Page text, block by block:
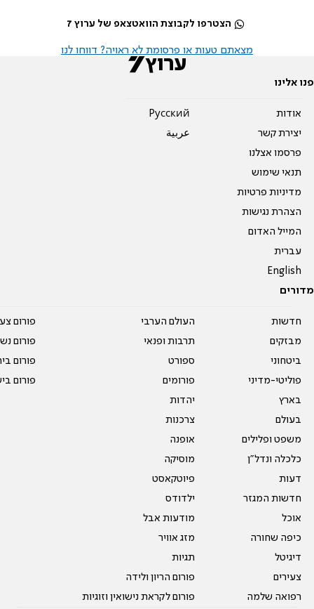
הצטרפו לקבוצת הוואטצאפ של ערוץ 7
מצאתם טעות או פרסומת לא ראויה? דווחו לנו
פנו אלינו
אודות
יצירת קשר
פרסמו אצלנו
תנאי שימוש
מדיניות פרטיות
הצהרת נגישות
המייל האדום
עברית
English
Pусский
عربية
מדורים
חדשות
מבזקים
ביטחוני
פוליטי-מדיני
בארץ
בעולם
משפט ופלילים
כלכלה ונדל"ן
דעות
חדשות המגזר
אוכל
כיפה שחורה
דיגיטל
צעירים
רפואה שלמה
העולם הערבי
תרבות ופנאי
ספורט
פורומים
יהדות
צרכנות
אופנה
מוסיקה
פיוטקאסט
ילדודס
מודעות אבל
מזג אוויר
תגיות
פורום הריון ולידה
פורום לקראת נישואין וזוגיות
פורום
פורום
פורום
פורום